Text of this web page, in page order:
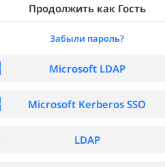
Продолжить как Гость
Забыли пароль?
Microsoft LDAP
Microsoft Kerberos SSO
LDAP